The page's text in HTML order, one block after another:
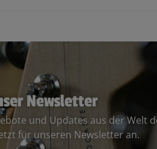
Newsletter
und Updates aus der Welt
für unseren Newsletter an.